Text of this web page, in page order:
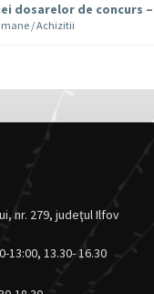
dosarelor de concurs
/ Achizitii
nr. 279, judeţul Ilfov
13:00, 13.30- 16.30